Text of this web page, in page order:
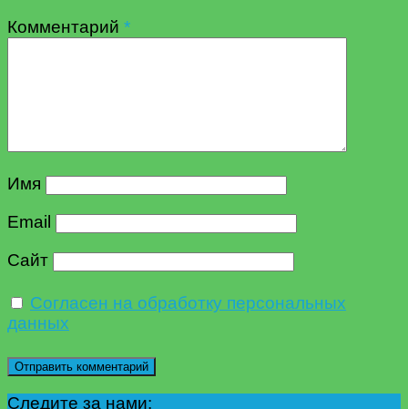
Комментарий *
Имя
Email
Сайт
Согласен на обработку персональных
данных
Следите за нами: